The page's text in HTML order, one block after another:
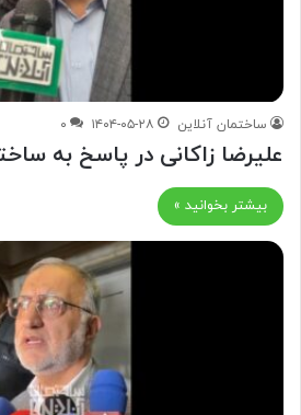
ساختمان آنلاین ۱۴۰۴-۰۵-۲۸ ۰
علیرضا زاکانی در پاسخ به
بیشتر بخوانید »